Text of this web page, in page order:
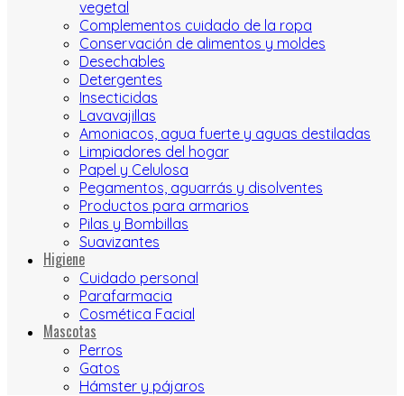
vegetal
Complementos cuidado de la ropa
Conservación de alimentos y moldes
Desechables
Detergentes
Insecticidas
Lavavajillas
Amoniacos, agua fuerte y aguas destiladas
Limpiadores del hogar
Papel y Celulosa
Pegamentos, aguarrás y disolventes
Productos para armarios
Pilas y Bombillas
Suavizantes
Higiene
Cuidado personal
Parafarmacia
Cosmética Facial
Mascotas
Perros
Gatos
Hámster y pájaros